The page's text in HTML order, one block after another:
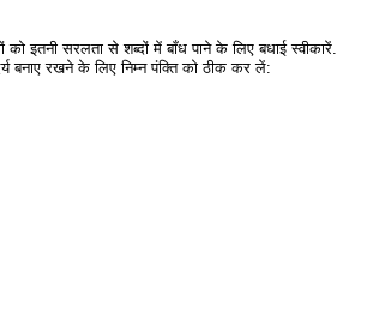
इतनी सरलता से शब्दों में बाँध पाने के लिए बधाई स्वीकारें.
बनाए रखने के लिए निम्न पंक्ति को ठीक कर लें: